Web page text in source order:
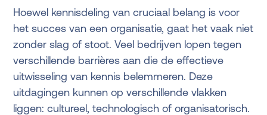
Hoewel kennisdeling van cruciaal belang is voor
het succes van een organisatie, gaat het vaak niet
zonder slag of stoot. Veel bedrijven lopen tegen
verschillende barrières aan die de effectieve
uitwisseling van kennis belemmeren. Deze
uitdagingen kunnen op verschillende vlakken
liggen: cultureel, technologisch of organisatorisch.